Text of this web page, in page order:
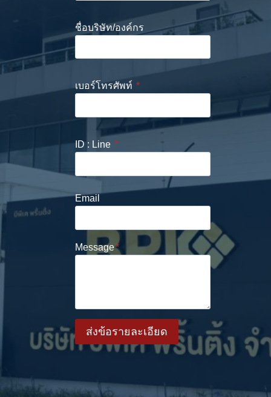
ชื่อบริษัท/องค์กร
เบอร์โทรศัพท์ *
ID : Line *
Email
Message*
ส่งข้อรายละเอียด